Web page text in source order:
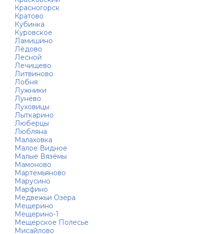
Красногорск
Кратово
Кубинка
Куровское
Ламишино
Лёдово
Лесной
Лечищево
Литвиново
Лобня
Лужники
Лунёво
Луховицы
Лыткарино
Люберцы
Любляна
Малаховка
Малое Видное
Малые Вязёмы
Мамоново
Мартемьяново
Марусино
Марфино
Медвежьи Озёра
Мещерино
Мещерино-1
Мещерское Полесье
Мисайлово